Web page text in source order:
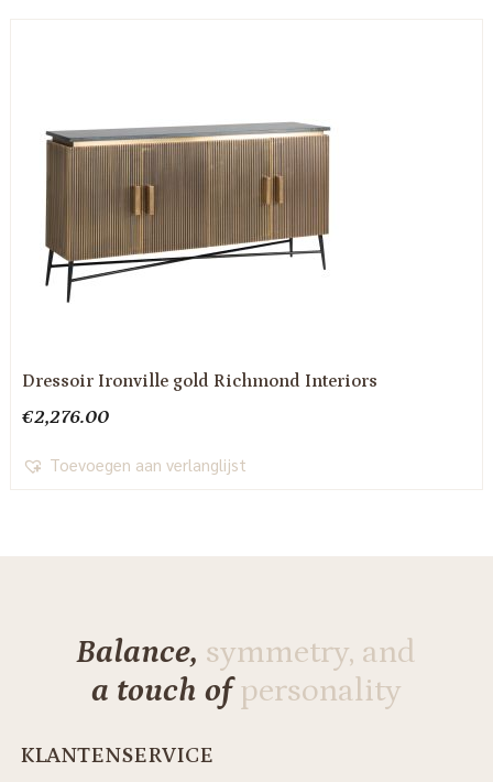
Dressoir Ironville gold Richmond Interiors
€2,276.00
Toevoegen aan verlanglijst
Balance, symmetry, and
a touch ofpersonality
KLANTENSERVICE